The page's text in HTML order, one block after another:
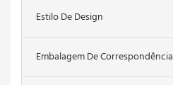
Estilo De Design
Embalagem De Correspondência